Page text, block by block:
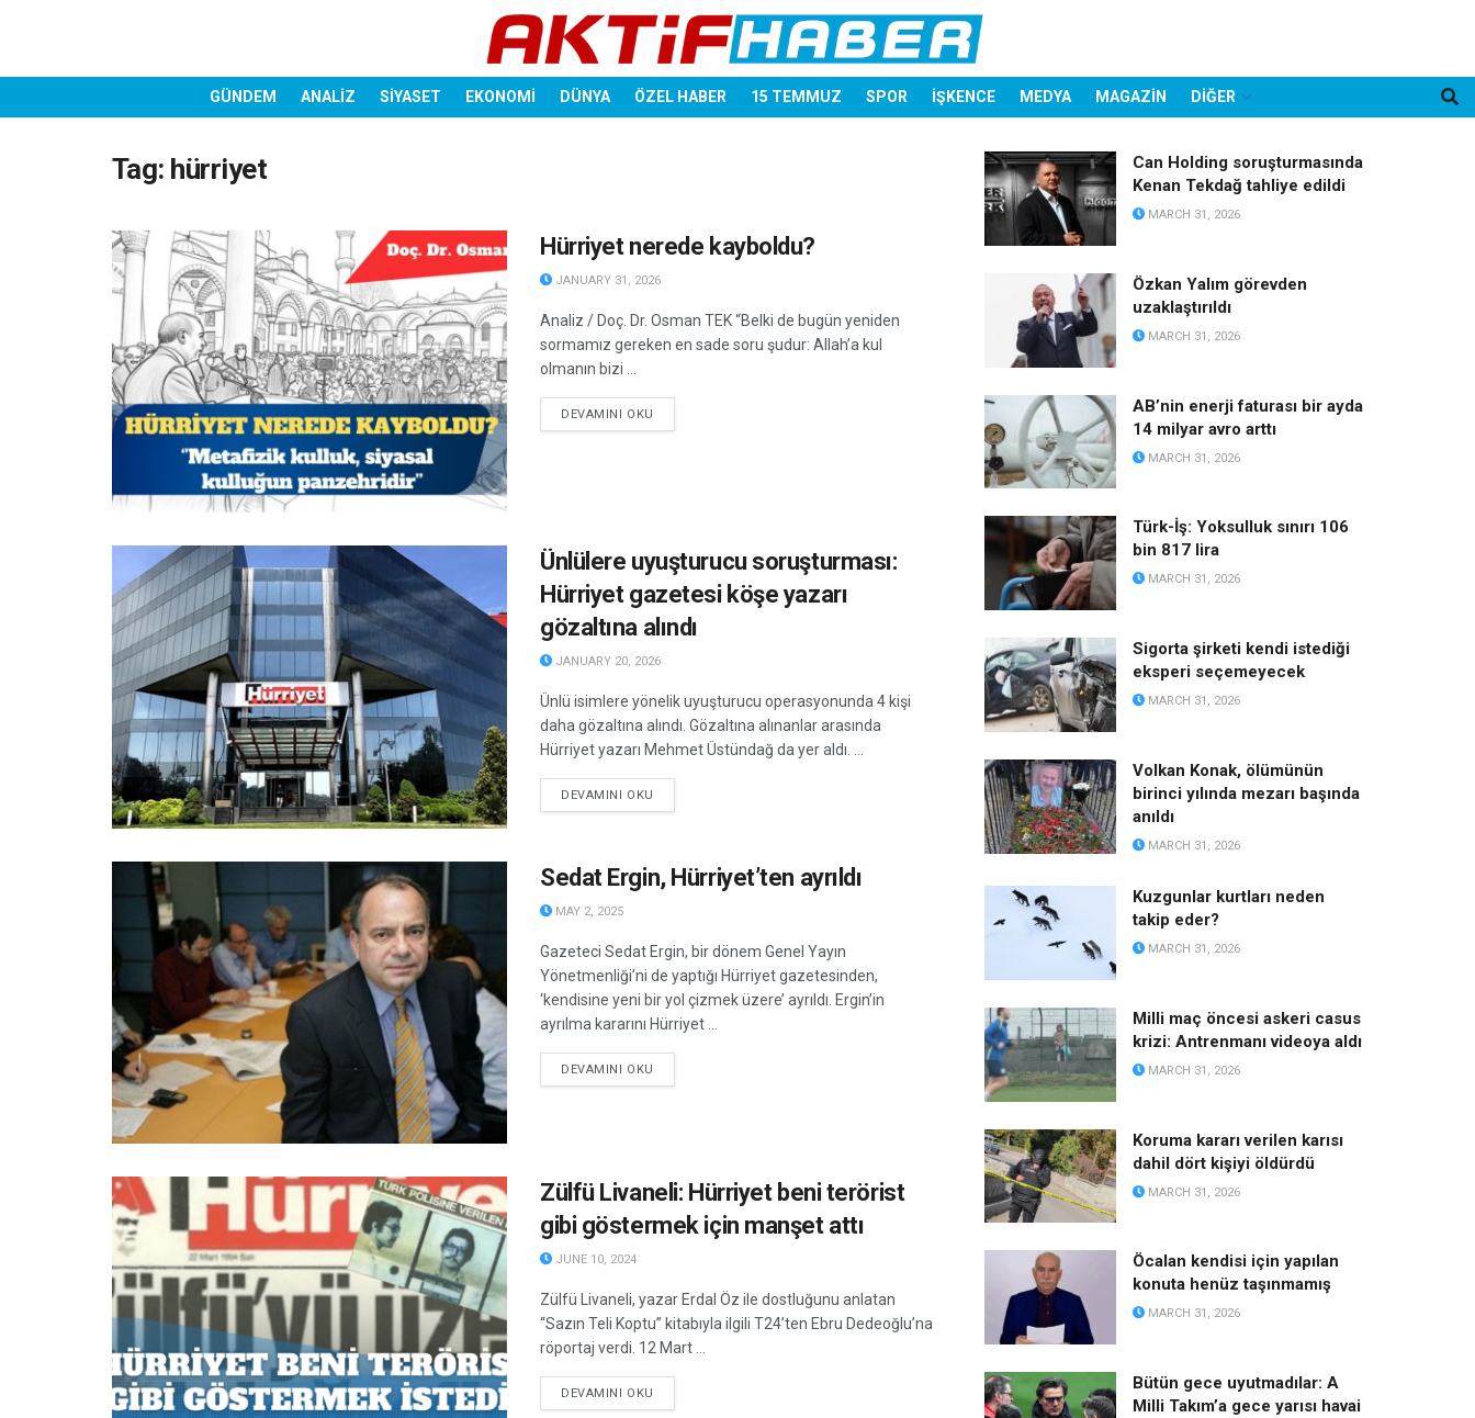
GÜNDEM ANALİZ SİYASET EKONOMİ DÜNYA ÖZEL HABER 15 TEMMUZ SPOR İŞKENCE MEDYA MAGAZİN DİĞER
Tag: hürriyet
Hürriyet nerede kayboldu?
JANUARY 31, 2026
Analiz / Doç. Dr. Osman TEK “Belki de bugün yeniden
sormamız gereken en sade soru şudur: Allah’a kul
olmanın bizi ...
DEVAMINI OKU
Ünlülere uyuşturucu soruşturması:
Hürriyet gazetesi köşe yazarı
gözaltına alındı
JANUARY 20, 2026
Ünlü isimlere yönelik uyuşturucu operasyonunda 4 kişi
daha gözaltına alındı. Gözaltına alınanlar arasında
Hürriyet yazarı Mehmet Üstündağ da yer aldı. ...
DEVAMINI OKU
Sedat Ergin, Hürriyet’ten ayrıldı
MAY 2, 2025
Gazeteci Sedat Ergin, bir dönem Genel Yayın
Yönetmenliği’ni de yaptığı Hürriyet gazetesinden,
‘kendisine yeni bir yol çizmek üzere’ ayrıldı. Ergin’in
ayrılma kararını Hürriyet ...
DEVAMINI OKU
Zülfü Livaneli: Hürriyet beni terörist
gibi göstermek için manşet attı
JUNE 10, 2024
Zülfü Livaneli, yazar Erdal Öz ile dostluğunu anlatan
“Sazın Teli Koptu” kitabıyla ilgili T24’ten Ebru Dedeoğlu’na
röportaj verdi. 12 Mart ...
DEVAMINI OKU
Can Holding soruşturmasında
Kenan Tekdağ tahliye edildi
MARCH 31, 2026
Özkan Yalım görevden
uzaklaştırıldı
MARCH 31, 2026
AB’nin enerji faturası bir ayda
14 milyar avro arttı
MARCH 31, 2026
Türk-İş: Yoksulluk sınırı 106
bin 817 lira
MARCH 31, 2026
Sigorta şirketi kendi istediği
eksperi seçemeyecek
MARCH 31, 2026
Volkan Konak, ölümünün
birinci yılında mezarı başında
anıldı
MARCH 31, 2026
Kuzgunlar kurtları neden
takip eder?
MARCH 31, 2026
Milli maç öncesi askeri casus
krizi: Antrenmanı videoya aldı
MARCH 31, 2026
Koruma kararı verilen karısı
dahil dört kişiyi öldürdü
MARCH 31, 2026
Öcalan kendisi için yapılan
konuta henüz taşınmamış
MARCH 31, 2026
Bütün gece uyutmadılar: A
Milli Takım’a gece yarısı havai